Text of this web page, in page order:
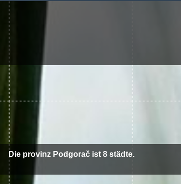
Die provinz Podgorač ist 8 städte.